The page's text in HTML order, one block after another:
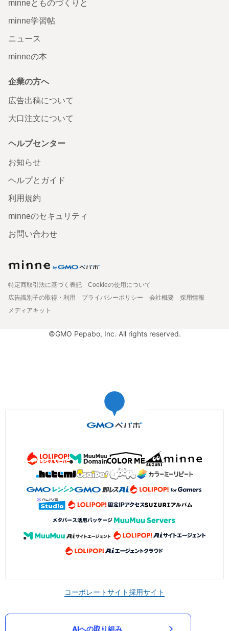
minneとものづくりと
minne学習帖
ニュース
minneの本
企業の方へ
広告出稿について
大口注文について
ヘルプセンター
お知らせ
ヘルプとガイド
利用規約
minneのセキュリティ
お問い合わせ
特定商取引法に基づく表記
Cookieの使用について
広告識別子の取得・利用
プライバシーポリシー 会社概要
採用情報
メディアキット
©GMO Pepabo, Inc. All rights reserved.
コーポレートサイト採用サイト
AIへの取り組み